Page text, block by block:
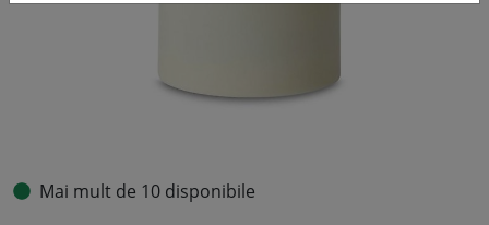
Mai mult de 10 disponibile